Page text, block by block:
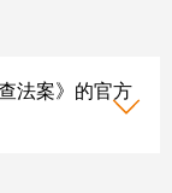
法案》的官方